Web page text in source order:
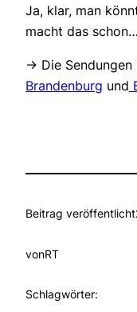
Ja, klar, man
macht das schon…
-> Die
Brandenburg und
Beitrag veröffentlicht
vonRT
Schlagwörter: